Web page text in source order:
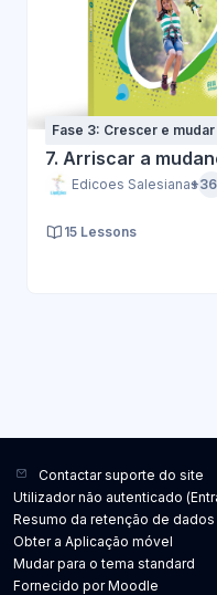
Fase 3: Crescer e
7. Arriscar a
Edicoes Salesianas
15 Lessons
Contactar suporte do site
Utilizador não autenticado (
Resumo da retenção de dados
Obter a Aplicação móvel
Mudar para o tema standard
Fornecido porMoodle